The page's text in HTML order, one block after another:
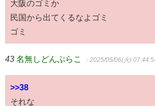
大阪のゴミか
民国から出てくるなよゴミ
ゴミ
43 名無しどんぶらこ ：2025/05/06(火)
>>38
それな